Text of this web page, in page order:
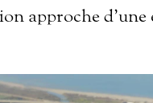
approche d’une